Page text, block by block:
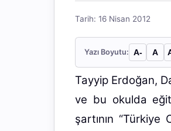
Tarih: 16 Nisan 2012
Yazı Boyutu: A- A
Tayyip Erdoğan,
ve bu okulda
şartının